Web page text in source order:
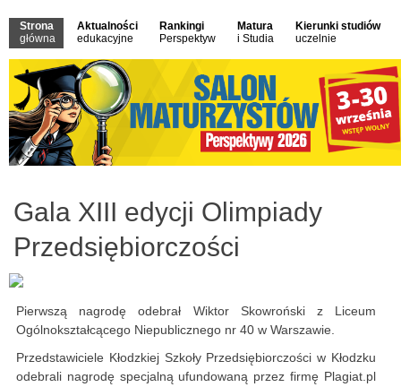
Strona
główna
Aktualności
edukacyjne
Rankingi
Perspektyw
Matura
i Studia
Kierunki studiów
uczelnie
Gala XIII edycji Olimpiady
Przedsiębiorczości
Pierwszą nagrodę odebrał Wiktor Skowroński z Liceum
Ogólnokształcącego Niepublicznego nr 40 w Warszawie.
Przedstawiciele Kłodzkiej Szkoły Przedsiębiorczości w Kłodzku
odebrali nagrodę specjalną ufundowaną przez firmę Plagiat.pl